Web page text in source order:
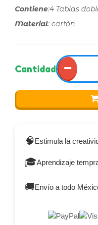
Contiene:4 Tablas
Material: cartón
Cantidad −
🧠Estimula la
🎓Aprendizaje
🚚Envío a todo